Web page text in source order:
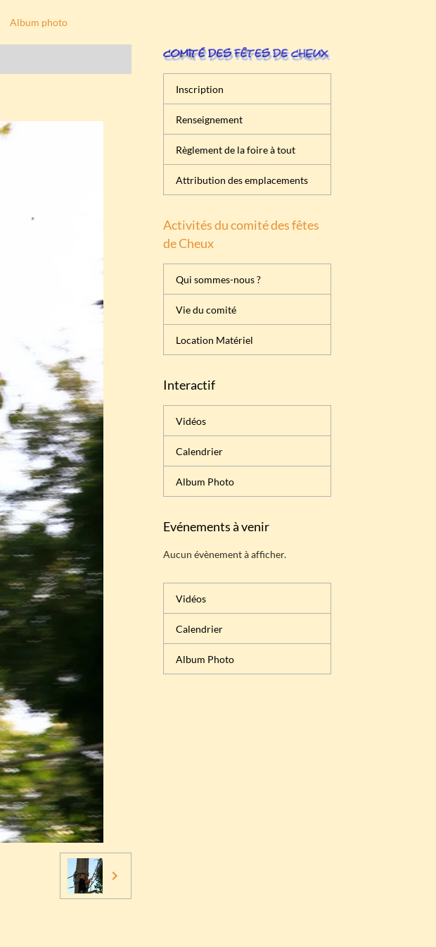
Album photo
Inscription
Renseignement
Règlement de la foire à tout
Attribution des emplacements
Activités du comité des fêtes
de Cheux
Qui sommes-nous ?
Vie du comité
Location Matériel
Interactif
Vidéos
Calendrier
Album Photo
Evénements à venir
Aucun évènement à afficher.
Vidéos
Calendrier
Album Photo